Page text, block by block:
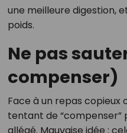
une meilleure digestion,
poids.
Ne pas
compenser)
Face à un repas copieux
tentant de “compenser”